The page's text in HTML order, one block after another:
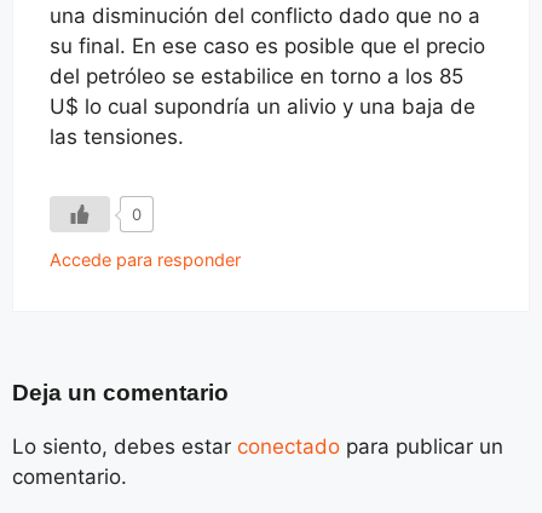
una disminución del conflicto dado que no a
su final. En ese caso es posible que el precio
del petróleo se estabilice en torno a los 85
U$ lo cual supondría un alivio y una baja de
las tensiones.
0
Accede para responder
Deja un comentario
Lo siento, debes estar conectado para publicar un
comentario.